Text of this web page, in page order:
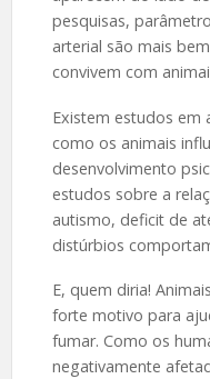
pesquisas,
arterial são mais
convivem com
Existem estudos em
como os animais
desenvolvimento
estudos sobre a
autismo, deficit de
distúrbios
E, quem diria!
forte motivo para
fumar. Como os
negativamente